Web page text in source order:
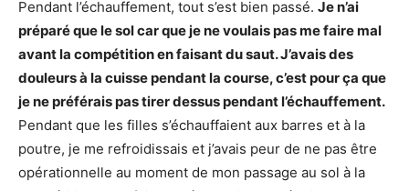
Pendant l’échauffement, tout s’est bien passé. Je n’ai
préparé que le sol car que je ne voulais pas me faire mal
avant la compétition en faisant du saut. J’avais des
douleurs à la cuisse pendant la course, c’est pour ça que
je ne préférais pas tirer dessus pendant l’échauffement.
Pendant que les filles s’échauffaient aux barres et à la
poutre, je me refroidissais et j’avais peur de ne pas être
opérationnelle au moment de mon passage au sol à la